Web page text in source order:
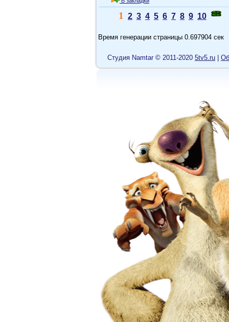
1 2 3 4 5 6 7 8 9 10
Время генерации страницы 0.697904 сек
Cтудия Namtar © 2011-2020 5tv5.ru